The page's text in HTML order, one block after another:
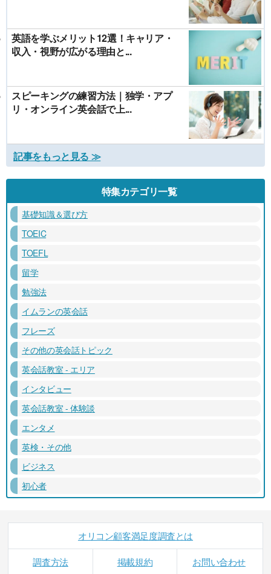
英語を学ぶメリット12選！キャリア・
収入・視野が広がる理由と...
スピーキングの練習方法｜独学・アプ
リ・オンライン英会話で上...
記事をもっと見る ≫
特集カテゴリ一覧
基礎知識＆選び方
TOEIC
TOEFL
留学
勉強法
イムランの英会話
フレーズ
その他の英会話トピック
英会話教室 - エリア
インタビュー
英会話教室 - 体験談
エンタメ
英検・その他
ビジネス
初心者
オリコン顧客満足度調査とは
調査方法 掲載規約 お問い合わせ